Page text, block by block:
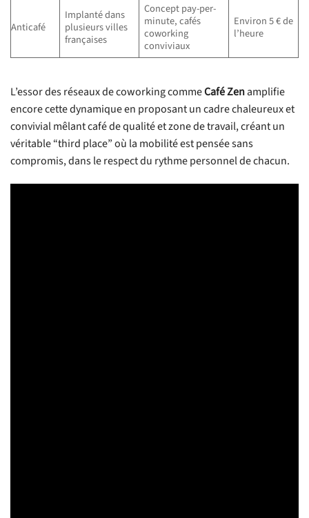
Anticafé
Implanté dans
plusieurs villes
françaises
Concept pay-per-
minute, cafés
coworking
conviviaux
Environ 5 € de
l’heure
L’essor des réseaux de coworking commeCafé Zenamplifie
encore cette dynamique en proposant un cadre chaleureux et
convivial mêlant café de qualité et zone de travail, créant un
véritable “third place” où la mobilité est pensée sans
compromis, dans le respect du rythme personnel de chacun.